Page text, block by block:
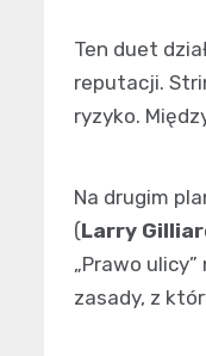
Ten duet
reputacji.
ryzyko.
Na drugim
(Larry
„Prawo
zasady, z